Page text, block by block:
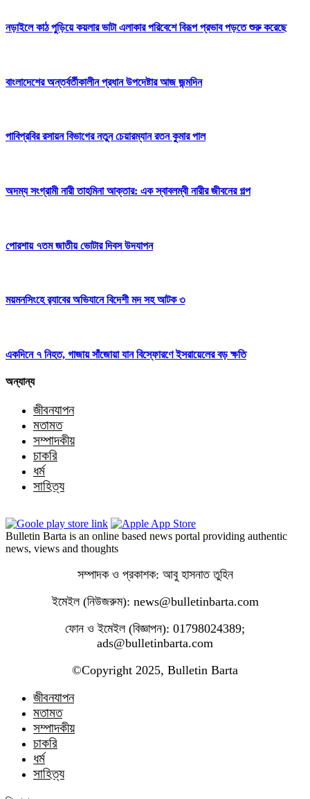
নড়াইলে কাঠ পুড়িয়ে কয়লার ভাটা এলাকার পরিবেশে বিরূপ প্রভাব পড়তে শুরু করেছে
বাংলাদেশের অন্তর্বর্তীকালীন প্রধান উপদেষ্টার আজ জন্মদিন
পাবিপ্রবির রসায়ন বিভাগের নতুন চেয়ারম্যান রতন কুমার পাল
অদম্য সংগ্রামী নারী তাহমিনা আক্তার: এক স্বাবলম্বী নারীর জীবনের গল্প
পোরশায় ৭তম জাতীয় ভোটার দিবস উদযাপন
ময়মনসিংহে র‌্যাবের অভিযানে বিদেশী মদ সহ আটক ৩
একদিনে ৭ নিহত, গাজায় সাঁজোয়া যান বিস্ফোরণে ইসরায়েলের বড় ক্ষতি
অন্যান্য
জীবনযাপন
মতামত
সম্পাদকীয়
চাকরি
ধর্ম
সাহিত্য
Bulletin Barta is an online based news portal providing authentic
news, views and thoughts
সম্পাদক ও প্রকাশক: আবু হাসনাত তুহিন
ইমেইল (নিউজরুম): news@bulletinbarta.com
ফোন ও ইমেইল (বিজ্ঞাপন): 01798024389;
ads@bulletinbarta.com
©️Copyright 2025, Bulletin Barta
জীবনযাপন
মতামত
সম্পাদকীয়
চাকরি
ধর্ম
সাহিত্য